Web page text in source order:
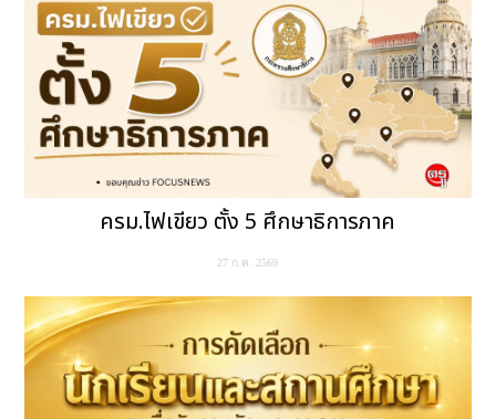
ครม.ไฟเขียว ตั้ง 5 ศึกษาธิการภาค
27 ก.ค. 2569